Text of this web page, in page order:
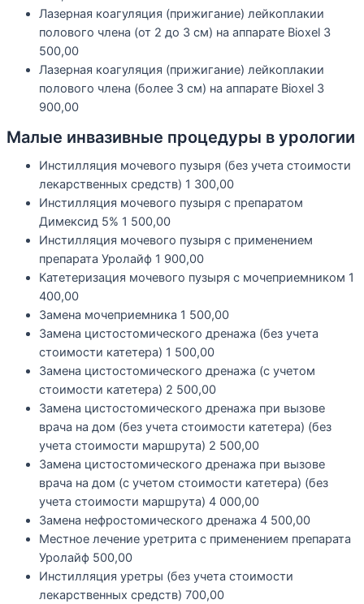
Лазерная коагуляция (прижигание) лейкоплакии
полового члена (от 2 до 3 см) на аппарате Bioxel 3
500,00
Лазерная коагуляция (прижигание) лейкоплакии
полового члена (более 3 см) на аппарате Bioxel 3
900,00
Малые инвазивные процедуры в урологии
Инстилляция мочевого пузыря (без учета стоимости
лекарственных средств) 1 300,00
Инстилляция мочевого пузыря с препаратом
Димексид 5% 1 500,00
Инстилляция мочевого пузыря с применением
препарата Уролайф 1 900,00
Катетеризация мочевого пузыря с мочеприемником 1
400,00
Замена мочеприемника 1 500,00
Замена цистостомического дренажа (без учета
стоимости катетера) 1 500,00
Замена цистостомического дренажа (с учетом
стоимости катетера) 2 500,00
Замена цистостомического дренажа при вызове
врача на дом (без учета стоимости катетера) (без
учета стоимости маршрута) 2 500,00
Замена цистостомического дренажа при вызове
врача на дом (с учетом стоимости катетера) (без
учета стоимости маршрута) 4 000,00
Замена нефростомического дренажа 4 500,00
Местное лечение уретрита с применением препарата
Уролайф 500,00
Инстилляция уретры (без учета стоимости
лекарственных средств) 700,00